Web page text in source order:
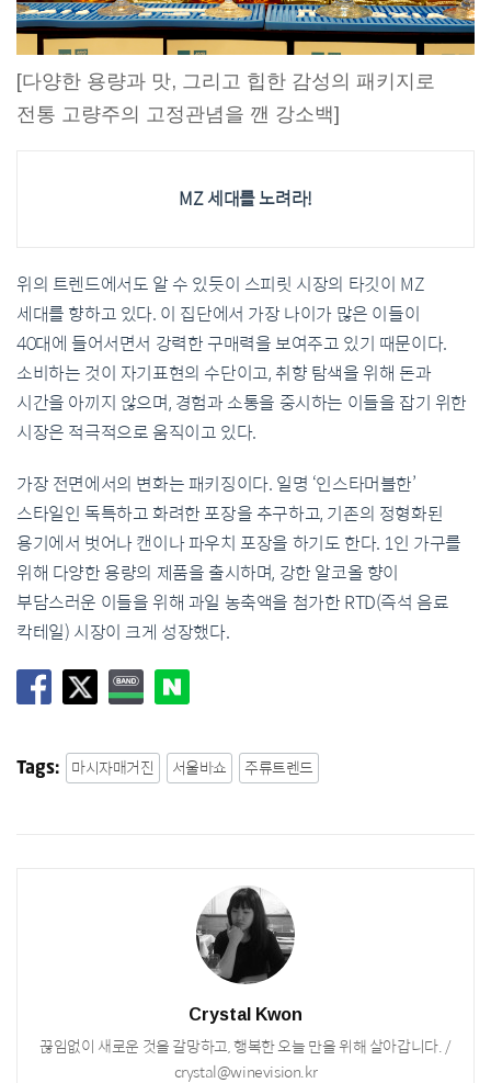
[다양한 용량과 맛, 그리고 힙한 감성의 패키지로
전통 고량주의 고정관념을 깬 강소백]
MZ 세대를 노려라!
위의 트렌드에서도 알 수 있듯이 스피릿 시장의 타깃이 MZ
세대를 향하고 있다. 이 집단에서 가장 나이가 많은 이들이
40대에 들어서면서 강력한 구매력을 보여주고 있기 때문이다.
소비하는 것이 자기표현의 수단이고, 취향 탐색을 위해 돈과
시간을 아끼지 않으며, 경험과 소통을 중시하는 이들을 잡기 위한
시장은 적극적으로 움직이고 있다.
가장 전면에서의 변화는 패키징이다. 일명 ‘인스타머블한’
스타일인 독특하고 화려한 포장을 추구하고, 기존의 정형화된
용기에서 벗어나 캔이나 파우치 포장을 하기도 한다. 1인 가구를
위해 다양한 용량의 제품을 출시하며, 강한 알코올 향이
부담스러운 이들을 위해 과일 농축액을 첨가한 RTD(즉석 음료
칵테일) 시장이 크게 성장했다.
Tags: 마시자매거진 서울바쇼 주류트렌드
Crystal Kwon
끊임없이 새로운 것을 갈망하고, 행복한 오늘 만을 위해 살아갑니다. /
crystal@winevision.kr